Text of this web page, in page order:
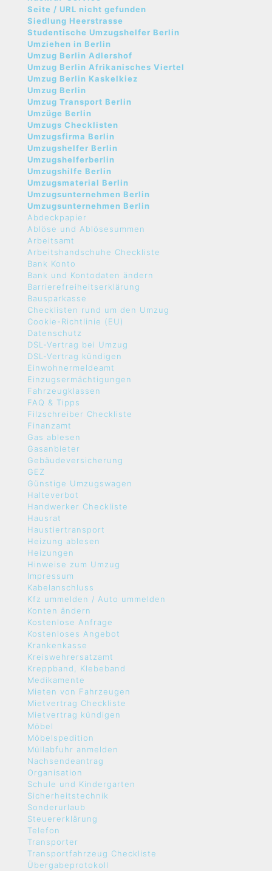
Seite / URL nicht gefunden
Siedlung Heerstrasse
Studentische Umzugshelfer Berlin
Umziehen in Berlin
Umzug Berlin Adlershof
Umzug Berlin Afrikanisches Viertel
Umzug Berlin Kaskelkiez
Umzug Berlin
Umzug Transport Berlin
Umzüge Berlin
Umzugs Checklisten
Umzugsfirma Berlin
Umzugshelfer Berlin
Umzugshelferberlin
Umzugshilfe Berlin
Umzugsmaterial Berlin
Umzugsunternehmen Berlin
Umzugsunternehmen Berlin
Abdeckpapier
Ablöse und Ablösesummen
Arbeitsamt
Arbeitshandschuhe Checkliste
Bank Konto
Bank und Kontodaten ändern
Barrierefreiheitserklärung
Bausparkasse
Checklisten rund um den Umzug
Cookie-Richtlinie (EU)
Datenschutz
DSL-Vertrag bei Umzug
DSL-Vertrag kündigen
Einwohnermeldeamt
Einzugsermächtigungen
Fahrzeugklassen
FAQ & Tipps
Filzschreiber Checkliste
Finanzamt
Gas ablesen
Gasanbieter
Gebäudeversicherung
GEZ
Günstige Umzugswagen
Halteverbot
Handwerker Checkliste
Hausrat
Haustiertransport
Heizung ablesen
Heizungen
Hinweise zum Umzug
Impressum
Kabelanschluss
Kfz ummelden / Auto ummelden
Konten ändern
Kostenlose Anfrage
Kostenloses Angebot
Krankenkasse
Kreiswehrersatzamt
Kreppband, Klebeband
Medikamente
Mieten von Fahrzeugen
Mietvertrag Checkliste
Mietvertrag kündigen
Möbel
Möbelspedition
Müllabfuhr anmelden
Nachsendeantrag
Organisation
Schule und Kindergarten
Sicherheitstechnik
Sonderurlaub
Steuererklärung
Telefon
Transporter
Transportfahrzeug Checkliste
Übergabeprotokoll